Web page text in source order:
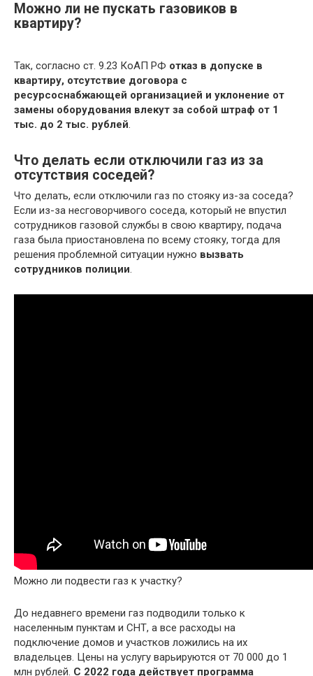
Можно ли не пускать газовиков в
квартиру?
Так, согласно ст. 9.23 КоАП РФ отказ в допуске в
квартиру, отсутствие договора с
ресурсоснабжающей организацией и уклонение от
замены оборудования влекут за собой штраф от 1
тыс. до 2 тыс. рублей.
Что делать если отключили газ из за
отсутствия соседей?
Что делать, если отключили газ по стояку из-за соседа?
Если из-за несговорчивого соседа, который не впустил
сотрудников газовой службы в свою квартиру, подача
газа была приостановлена по всему стояку, тогда для
решения проблемной ситуации нужно вызвать
сотрудников полиции.
Можно ли подвести газ к участку?
До недавнего времени газ подводили только к
населенным пунктам и СНТ, а все расходы на
подключение домов и участков ложились на их
владельцев. Цены на услугу варьируются от 70 000 до 1
млн рублей. С 2022 года действует программа